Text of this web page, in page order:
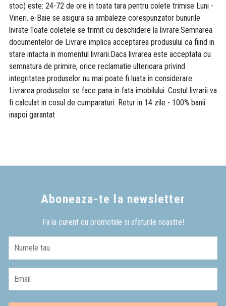
stoc) este: 24-72 de ore in toata tara pentru colete trimise Luni -
Vineri. e-Baie se asigura sa ambaleze corespunzator bunurile
livrate.Toate coletele se trimit cu deschidere la livrare.Semnarea
documentelor de Livrare implica acceptarea produsului ca fiind in
stare intacta in momentul livrarii.Daca livrarea este acceptata cu
semnatura de primire, orice reclamatie ulterioara privind
integritatea produselor nu mai poate fi luata in considerare.
Livrarea produselor se face pana in fata imobilului. Costul livrarii va
fi calculat in cosul de cumparaturi. Retur in 14 zile - 100% banii
inapoi garantat
Aboneaza-te la newsletter
Fii la curent cu promotiile si sfaturile noastre!
Numele tau
Email